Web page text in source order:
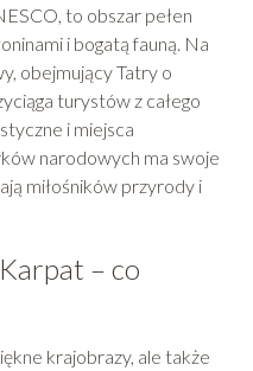
to obszar pełen
i bogatą fauną. Na
obejmujący Tatry o
turystów z całego
i miejsca
narodowych ma swoje
miłośników przyrody i
– co
krajobrazy, ale także